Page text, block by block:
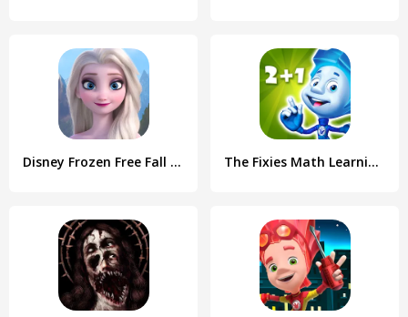
Disney Frozen Free Fall Games The Fixies Math Learning Games